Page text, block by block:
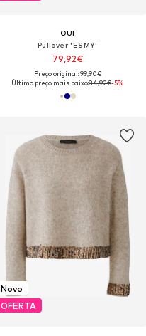
OUI
Pullover 'ESMY'
79,92€
Preço original: 99,90€
Último preço mais baixo:84,92€-5%
Novo
OFERTA